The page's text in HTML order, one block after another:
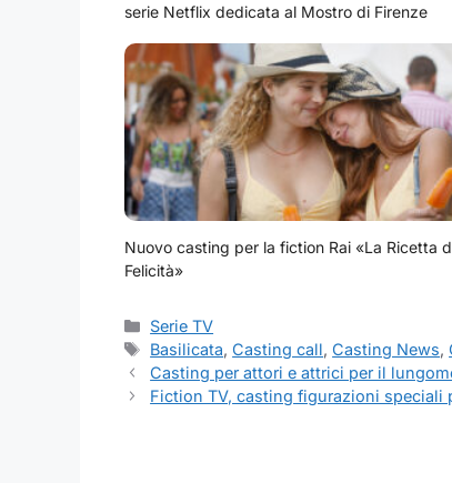
serie Netflix dedicata al Mostro di Firenze
Nuovo casting per la fiction Rai «La Ricetta
Felicità»
Categorie
Serie TV
Tag
Basilicata,Casting call,Casting News,
Casting per attori e attrici per il
Fiction TV, casting figurazioni speciali